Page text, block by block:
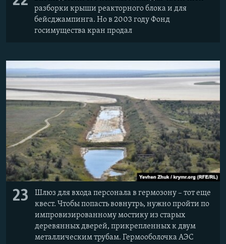
разборки крыши реакторного блока и для
бейсджампинга. Но в 2003 году Фонд
госимущества кран продал
23
Шлюз для входа персонала в гермозону – тот еще
квест. Чтобы попасть вовнутрь, нужно пройти по
импровизированному мостику из старых
деревянных дверей, прикрепленных к двум
металлическим трубам. Гермооболочка АЭС